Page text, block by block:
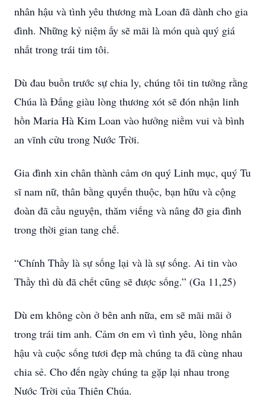
nhân hậu và tình yêu thương mà Loan đã dành cho gia
đình. Những kỷ niệm ấy sẽ mãi là món quà quý giá
nhất trong trái tim tôi.
Dù đau buồn trước sự chia ly, chúng tôi tin tưởng rằng
Chúa là Đấng giàu lòng thương xót sẽ đón nhận linh
hồn Maria Hà Kim Loan vào hưởng niềm vui và bình
an vĩnh cửu trong Nước Trời.
Gia đình xin chân thành cảm ơn quý Linh mục, quý Tu
sĩ nam nữ, thân bằng quyến thuộc, bạn hữu và cộng
đoàn đã cầu nguyện, thăm viếng và nâng đỡ gia đình
trong thời gian tang chế.
“Chính Thầy là sự sống lại và là sự sống. Ai tin vào
Thầy thì dù đã chết cũng sẽ được sống.” (Ga 11,25)
Dù em không còn ở bên anh nữa, em sẽ mãi mãi ở
trong trái tim anh. Cảm ơn em vì tình yêu, lòng nhân
hậu và cuộc sống tươi đẹp mà chúng ta đã cùng nhau
chia sẻ. Cho đến ngày chúng ta gặp lại nhau trong
Nước Trời của Thiên Chúa.